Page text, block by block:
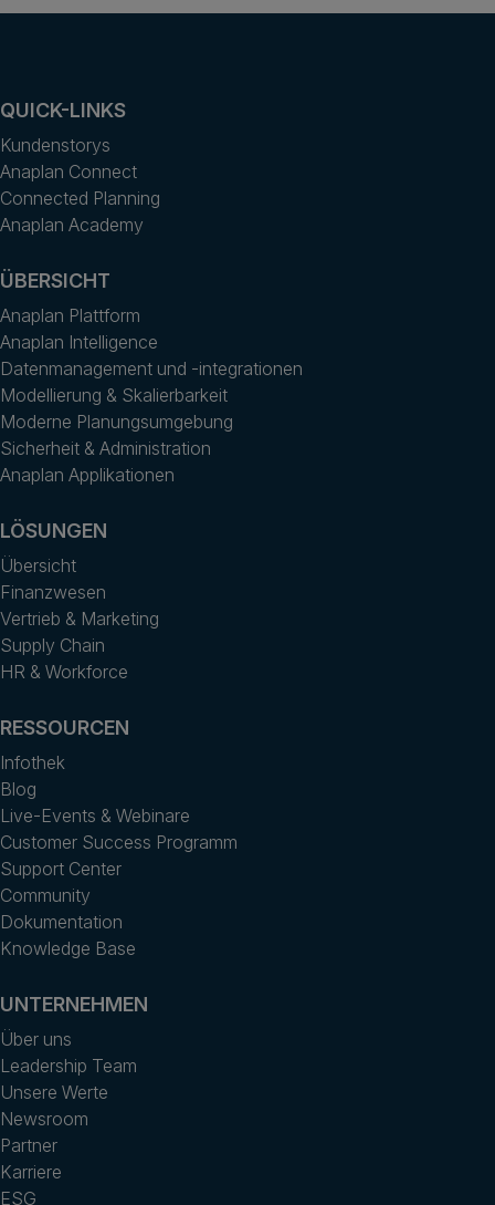
QUICK-LINKS
Kundenstorys
Anaplan Connect
Connected Planning
Anaplan Academy
ÜBERSICHT
Anaplan Plattform
Anaplan Intelligence
Datenmanagement und -integrationen
Modellierung & Skalierbarkeit
Moderne Planungsumgebung
Sicherheit & Administration
Anaplan Applikationen
LÖSUNGEN
Übersicht
Finanzwesen
Vertrieb & Marketing
Supply Chain
HR & Workforce
RESSOURCEN
Infothek
Blog
Live-Events & Webinare
Customer Success Programm
Support Center
Community
Dokumentation
Knowledge Base
UNTERNEHMEN
Über uns
Leadership Team
Unsere Werte
Newsroom
Partner
Karriere
ESG